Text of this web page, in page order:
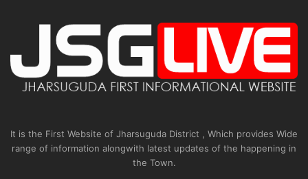
It is the First Website of Jharsuguda District , Which provides Wide
range of information alongwith latest updates of the happening in
the Town.